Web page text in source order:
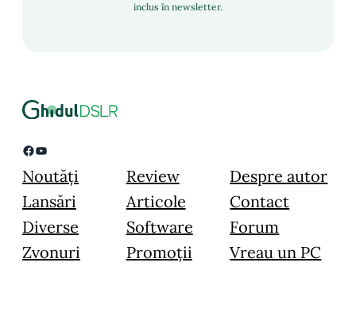
inclus în newsletter.
Facebook YouTube
Noutăți
Lansări
Diverse
Zvonuri
Review
Articole
Software
Promoții
Despre autor
Contact
Forum
Vreau un PC